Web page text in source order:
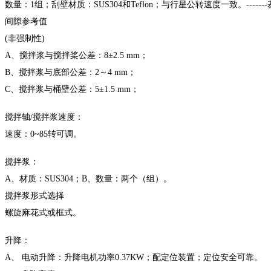
数量： 1组；刮壁材质：SUS304和Teflon；与行星公转速度一致。-------
间隙参考值
(非强制性)
A、搅拌浆与搅拌桨公差：8±2.5 mm；
B、搅拌浆与底部公差：2～4 mm；
C、搅拌浆与桶壁公差：5±1.5 mm；
搅拌轴/搅拌浆速度：
速度： 0~85转可调。
搅拌浆：
A、材质：SUS304；B、数量：两个（组）。
搅拌浆形式选择
螺旋麻花式或框式。
升降：
A、 电动升降：升降电机功率0.37KW；配定位装置；定位安全可靠。